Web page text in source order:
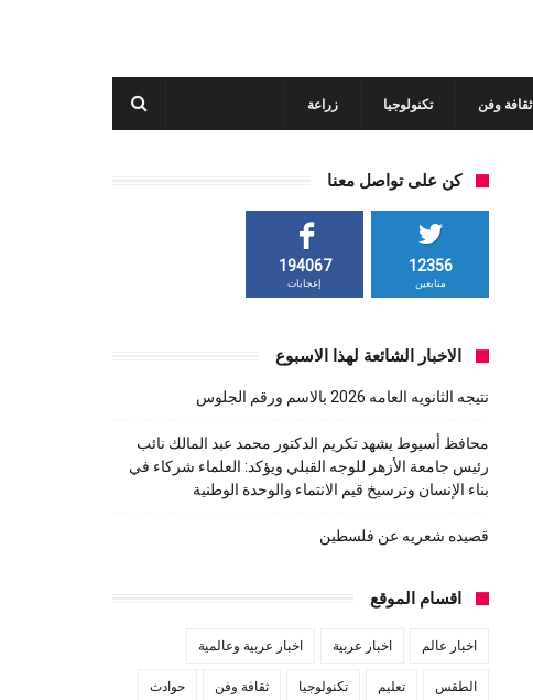
ثقافة وفن تكنولوجيا زراعة
كن على تواصل معنا
12356
متابعين
194067
إعجابات
الاخبار الشائعة لهذا الاسبوع
نتيجه الثانويه العامه 2026 بالاسم ورقم الجلوس
محافظ أسيوط يشهد تكريم الدكتور محمد عبد المالك نائب
رئيس جامعة الأزهر للوجه القبلي ويؤكد: العلماء شركاء في
بناء الإنسان وترسيخ قيم الانتماء والوحدة الوطنية
قصيده شعريه عن فلسطين
اقسام الموقع
اخبار عالم اخبار عربية اخبار عربية وعالمية
الطقس تعليم تكنولوجيا ثقافة وفن حوادث